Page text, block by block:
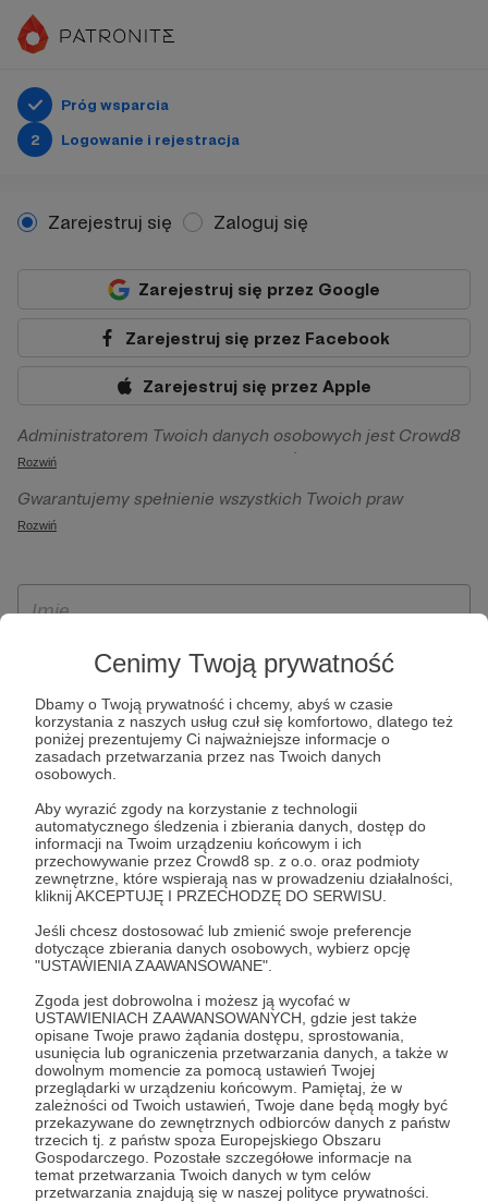
Cenimy Twoją prywatność
Dbamy o Twoją prywatność i chcemy, abyś w czasie
korzystania z naszych usług czuł się komfortowo, dlatego też
poniżej prezentujemy Ci najważniejsze informacje o
zasadach przetwarzania przez nas Twoich danych
osobowych.
Aby wyrazić zgody na korzystanie z technologii
automatycznego śledzenia i zbierania danych, dostęp do
informacji na Twoim urządzeniu końcowym i ich
przechowywanie przez Crowd8 sp. z o.o. oraz podmioty
zewnętrzne, które wspierają nas w prowadzeniu działalności,
kliknij AKCEPTUJĘ I PRZECHODZĘ DO SERWISU.
Jeśli chcesz dostosować lub zmienić swoje preferencje
dotyczące zbierania danych osobowych, wybierz opcję
"USTAWIENIA ZAAWANSOWANE".
Zgoda jest dobrowolna i możesz ją wycofać w
USTAWIENIACH ZAAWANSOWANYCH, gdzie jest także
opisane Twoje prawo żądania dostępu, sprostowania,
usunięcia lub ograniczenia przetwarzania danych, a także w
dowolnym momencie za pomocą ustawień Twojej
przeglądarki w urządzeniu końcowym. Pamiętaj, że w
zależności od Twoich ustawień, Twoje dane będą mogły być
przekazywane do zewnętrznych odbiorców danych z państw
trzecich tj. z państw spoza Europejskiego Obszaru
Gospodarczego. Pozostałe szczegółowe informacje na
temat przetwarzania Twoich danych w tym celów
przetwarzania znajdują się w naszej polityce prywatności.
Próg wsparcia
2
Logowanie i rejestracja
Zarejestruj się Zaloguj się
Zarejestruj się przez Google
Zarejestruj się przez Facebook
Zarejestruj się przez Apple
Administratorem Twoich danych osobowych jest Crowd8
sp. z o.o. z siedziba w Warszawie, ul. Żwirki i Wigury 16, 02-
092 Warszawa. Twoje dane osobowe będą przetwarzane w
szczególności w celu wykonania umowy zawartej z Tobą, w
Patronite.pl, w tym możliwości dokonywania oraz
otrzymywania wsparcia na naszej platformie oraz
Rozwiń
Gwarantujemy spełnienie wszystkich Twoich praw
wynikających z ogólnego rozporządzenia o ochronie
ich przenoszenia, niepodlegania zautomatyzowanemu
wyrażenia sprzeciwu wobec przetwarzania Twoich danych
osobowych. Rejestracja dla osób niepełnoletnich możliwa
jest po przekazaniu podpisanego formularza "Zgodna na
założenie konta przez osobę niepełnoletnią", formularz
dostępny jest na stronie regulaminu Patronite.pl.
Rozwiń
* Zapoznałem się i akceptujęRegulaminserwisu oraz
* Wyrażam zgodę na przetwarzanie moich danych
osobowych podanych w formularzu rejestracyjnym w celu
prawidłowego świadczenia usług serwisu Patronite.
Wyrażam zgodę na otrzymywanie drogą elektroniczną
informacji handlowych - newslettera. Opcja ta może zostać
zmieniona w ustawieniach konta.